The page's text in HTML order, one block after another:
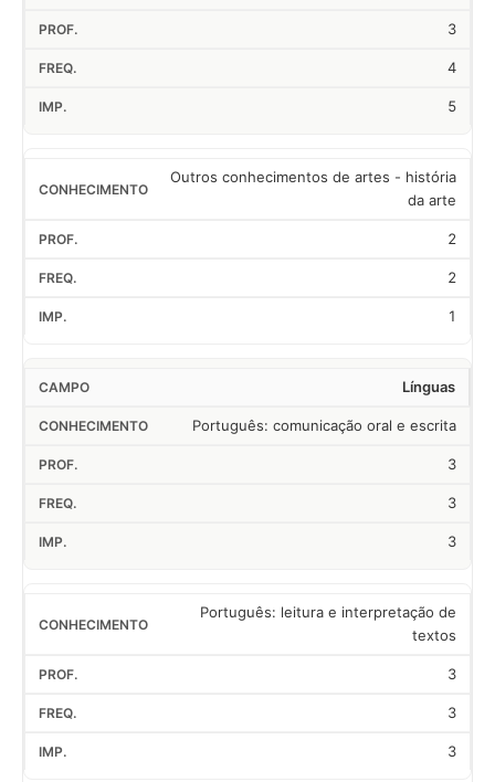
3
4
5
Outros conhecimentos de artes - história
da arte
2
2
1
Línguas
Português: comunicação oral e escrita
3
3
3
Português: leitura e interpretação de
textos
3
3
3